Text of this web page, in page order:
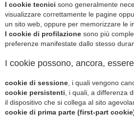
I cookie tecnici sono generalmente
visualizzare correttamente le pagine
un sito web, oppure per memorizzare le
I cookie di profilazione sono più
preferenze manifestate dallo stesso
I cookie possono, ancora,
cookie di sessione , i quali vengono
cookie persistenti , i quali, a differenza
il dispositivo che si collega al sito
cookie di prima parte (first-part